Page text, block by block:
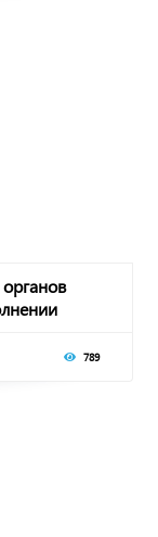
789